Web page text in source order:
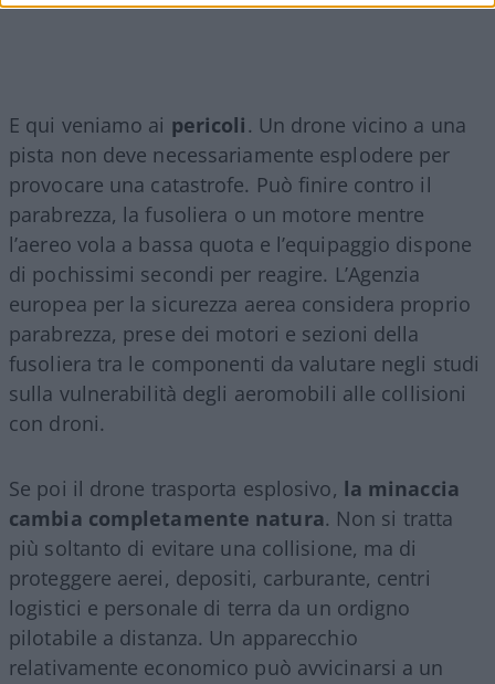
E qui veniamo ai pericoli. Un drone vicino a una
pista non deve necessariamente esplodere per
provocare una catastrofe. Può finire contro il
parabrezza, la fusoliera o un motore mentre
l’aereo vola a bassa quota e l’equipaggio dispone
di pochissimi secondi per reagire. L’Agenzia
europea per la sicurezza aerea considera proprio
parabrezza, prese dei motori e sezioni della
fusoliera tra le componenti da valutare negli studi
sulla vulnerabilità degli aeromobili alle collisioni
con droni.
Se poi il drone trasporta esplosivo, la minaccia
cambia completamente natura. Non si tratta
più soltanto di evitare una collisione, ma di
proteggere aerei, depositi, carburante, centri
logistici e personale di terra da un ordigno
pilotabile a distanza. Un apparecchio
relativamente economico può avvicinarsi a un